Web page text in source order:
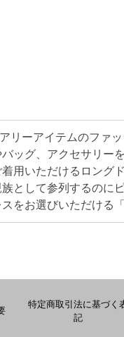
リーアイテムのファ
ッグ、アクセサリー
用いただけるロング
として参列するのに
をお選びいただける「
特定商取引法に基づく
記